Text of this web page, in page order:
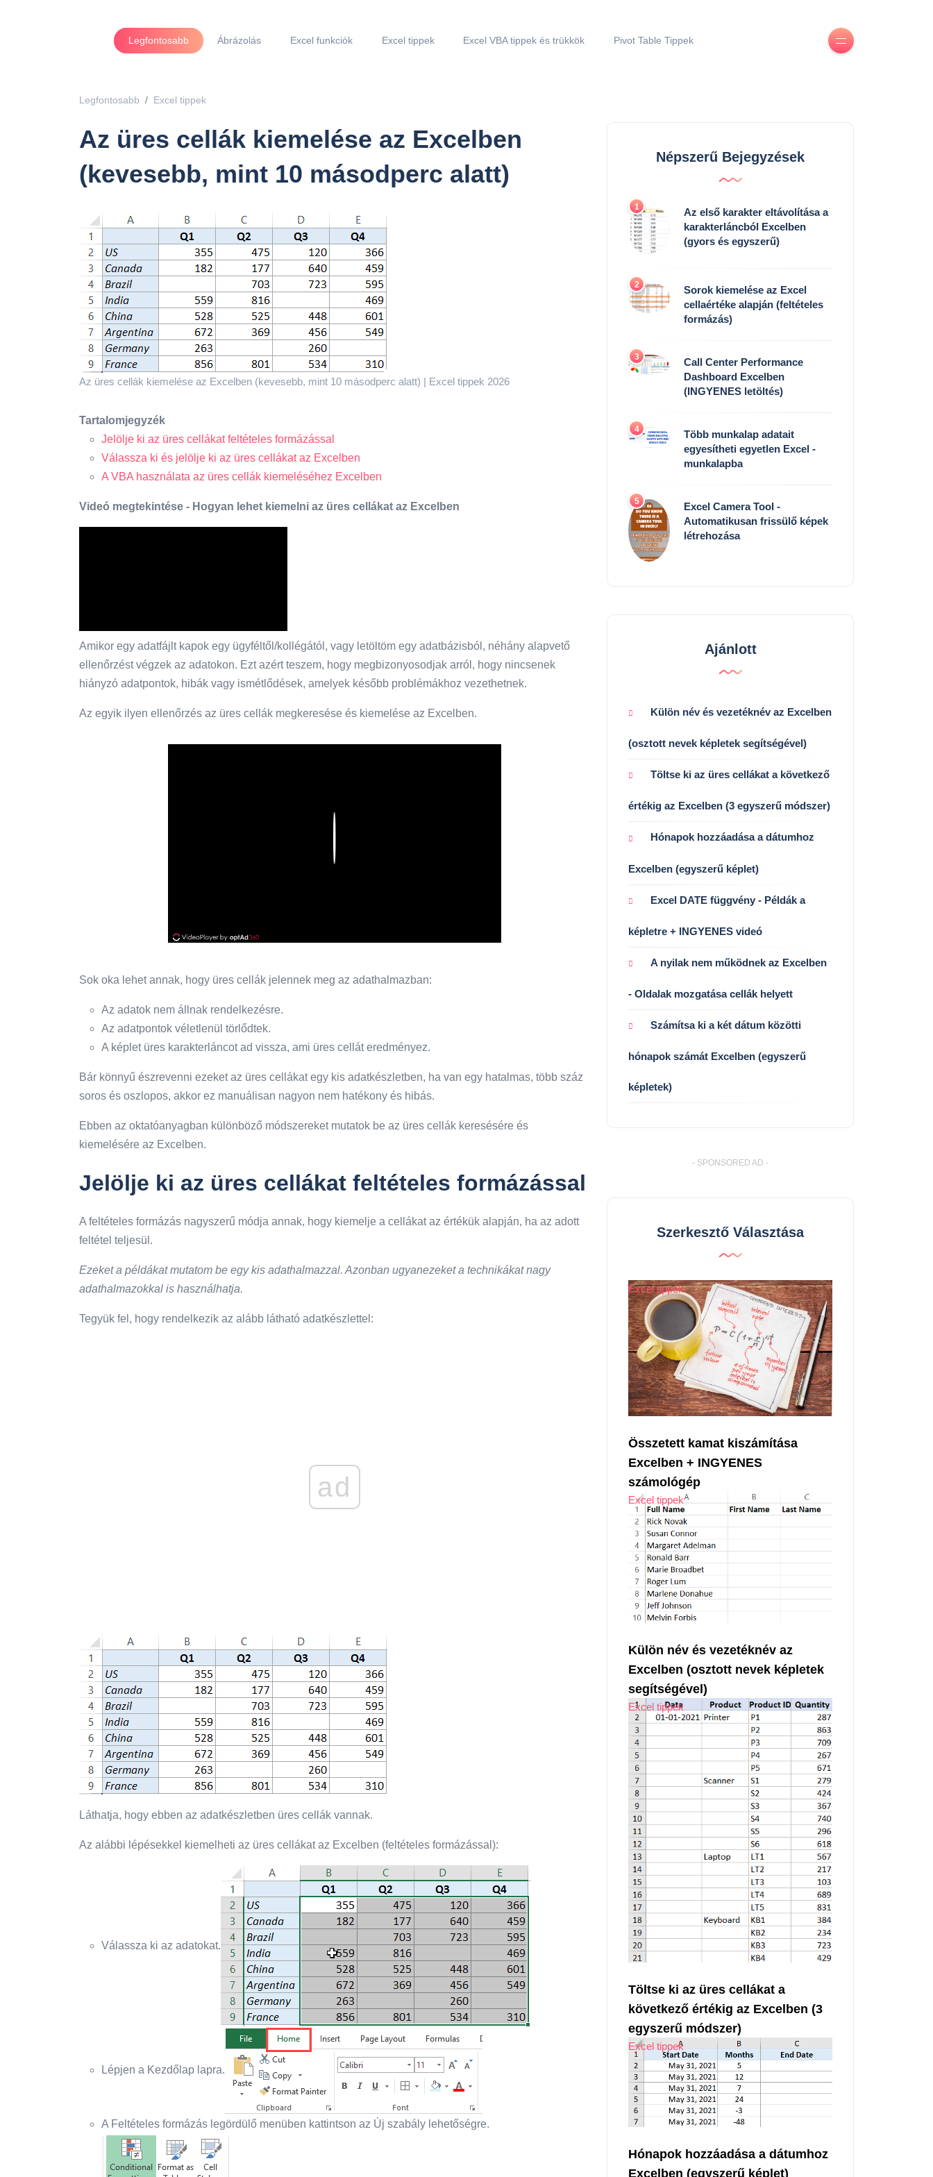
Legfontosabb Ábrázolás Excel funkciók Excel tippek Excel VBA tippek és trükkök Pivot Table Tippek
Legfontosabb Excel tippek
Az üres cellák kiemelése az Excelben
(kevesebb, mint 10 másodperc alatt)
Az üres cellák kiemelése az Excelben (kevesebb, mint 10 másodperc alatt) | Excel tippek 2026
Tartalomjegyzék
Jelölje ki az üres cellákat feltételes formázással
Válassza ki és jelölje ki az üres cellákat az Excelben
A VBA használata az üres cellák kiemeléséhez Excelben
Videó megtekintése - Hogyan lehet kiemelni az üres cellákat az Excelben
Amikor egy adatfájlt kapok egy ügyféltől/kollégától, vagy letöltöm egy adatbázisból, néhány alapvető
ellenőrzést végzek az adatokon. Ezt azért teszem, hogy megbizonyosodjak arról, hogy nincsenek
hiányzó adatpontok, hibák vagy ismétlődések, amelyek később problémákhoz vezethetnek.
Az egyik ilyen ellenőrzés az üres cellák megkeresése és kiemelése az Excelben.
Sok oka lehet annak, hogy üres cellák jelennek meg az adathalmazban:
Az adatok nem állnak rendelkezésre.
Az adatpontok véletlenül törlődtek.
A képlet üres karakterláncot ad vissza, ami üres cellát eredményez.
Bár könnyű észrevenni ezeket az üres cellákat egy kis adatkészletben, ha van egy hatalmas, több száz
soros és oszlopos, akkor ez manuálisan nagyon nem hatékony és hibás.
Ebben az oktatóanyagban különböző módszereket mutatok be az üres cellák keresésére és
kiemelésére az Excelben.
Jelölje ki az üres cellákat feltételes formázással
A feltételes formázás nagyszerű módja annak, hogy kiemelje a cellákat az értékük alapján, ha az adott
feltétel teljesül.
Ezeket a példákat mutatom be egy kis adathalmazzal. Azonban ugyanezeket a technikákat nagy
adathalmazokkal is használhatja.
Tegyük fel, hogy rendelkezik az alább látható adatkészlettel:
ad
Láthatja, hogy ebben az adatkészletben üres cellák vannak.
Az alábbi lépésekkel kiemelheti az üres cellákat az Excelben (feltételes formázással):
Válassza ki az adatokat.
Lépjen a Kezdőlap lapra.
A Feltételes formázás legördülő menüben kattintson az Új szabály lehetőségre.
Népszerű Bejegyzések
1
Az első karakter eltávolítása a
karakterláncból Excelben
(gyors és egyszerű)
2
Sorok kiemelése az Excel
cellaértéke alapján (feltételes
formázás)
3
Call Center Performance
Dashboard Excelben
(INGYENES letöltés)
4
Több munkalap adatait
egyesítheti egyetlen Excel -
munkalapba
5
Excel Camera Tool -
Automatikusan frissülő képek
létrehozása
Ajánlott
Külön név és vezetéknév az Excelben
(osztott nevek képletek segítségével)
Töltse ki az üres cellákat a következő
értékig az Excelben (3 egyszerű módszer)
Hónapok hozzáadása a dátumhoz
Excelben (egyszerű képlet)
Excel DATE függvény - Példák a
képletre + INGYENES videó
A nyilak nem működnek az Excelben
- Oldalak mozgatása cellák helyett
Számítsa ki a két dátum közötti
hónapok számát Excelben (egyszerű
képletek)
- SPONSORED AD -
Szerkesztő Választása
Excel tippek
Összetett kamat kiszámítása
Excelben + INGYENES
számológép
Excel tippek
Külön név és vezetéknév az
Excelben (osztott nevek képletek
segítségével)
Excel tippek
Töltse ki az üres cellákat a
következő értékig az Excelben (3
egyszerű módszer)
Excel tippek
Hónapok hozzáadása a dátumhoz
Excelben (egyszerű képlet)